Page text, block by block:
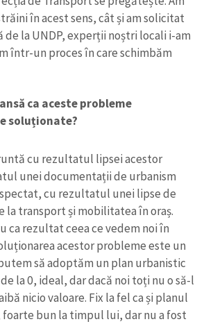
în acest sens, cât și am solicitat
de la UNDP, experții noștri locali i-am
într-un proces în care schimbăm
ca aceste probleme
soluționate?
cu rezultatul lipsei acestor
unei documentații de urbanism
cu rezultatul unei lipse de
la transport și mobilitatea în oraș.
ca rezultat ceea ce vedem noi în
acestor probleme este un
să adoptăm un plan urbanistic
la 0, ideal, dar dacă noi toți nu o să-l
nicio valoare. Fix la fel ca și planul
foarte bun la timpul lui, dar nu a fost